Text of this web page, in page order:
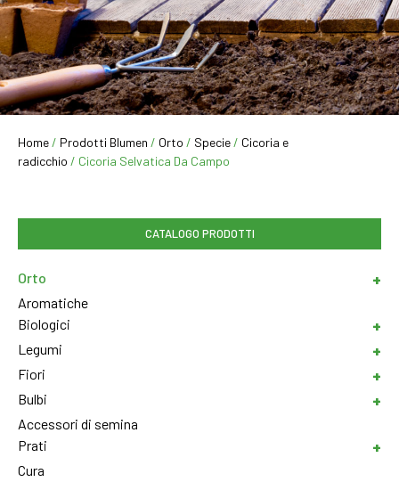
Home / Prodotti Blumen / Orto / Specie / Cicoria e
radicchio / Cicoria Selvatica Da Campo
CATALOGO PRODOTTI
Orto
Aromatiche
Biologici
Legumi
Fiori
Bulbi
Accessori di semina
Prati
Cura